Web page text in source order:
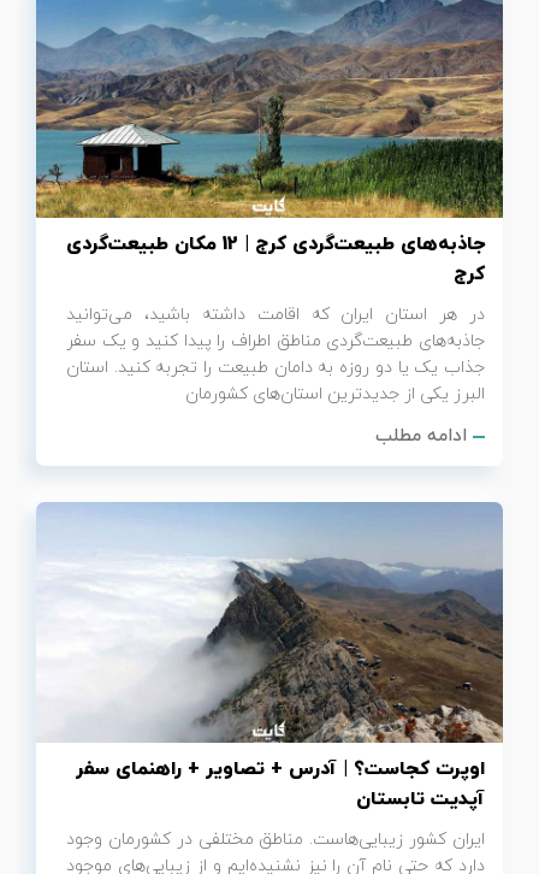
جاذبه‌های طبیعت‌گردی کرج | 12 مکان طبیعت‌گردی
کرج
در هر استان ایران که اقامت داشته باشید، می‌توانید
جاذبه‌های طبیعت‌گردی مناطق اطراف را پیدا کنید و یک سفر
جذاب یک یا دو روزه به دامان طبیعت را تجربه کنید. استان
البرز یکی از جدیدترین استان‌های کشورمان
ادامه مطلب
اوپرت کجاست؟ | آدرس + تصاویر + راهنمای سفر
آپدیت تابستان
ایران کشور زیبایی‌هاست. مناطق مختلفی در کشورمان وجود
دارد که حتی نام آن را نیز نشنیده‌ایم و از زیبایی‌های موجود